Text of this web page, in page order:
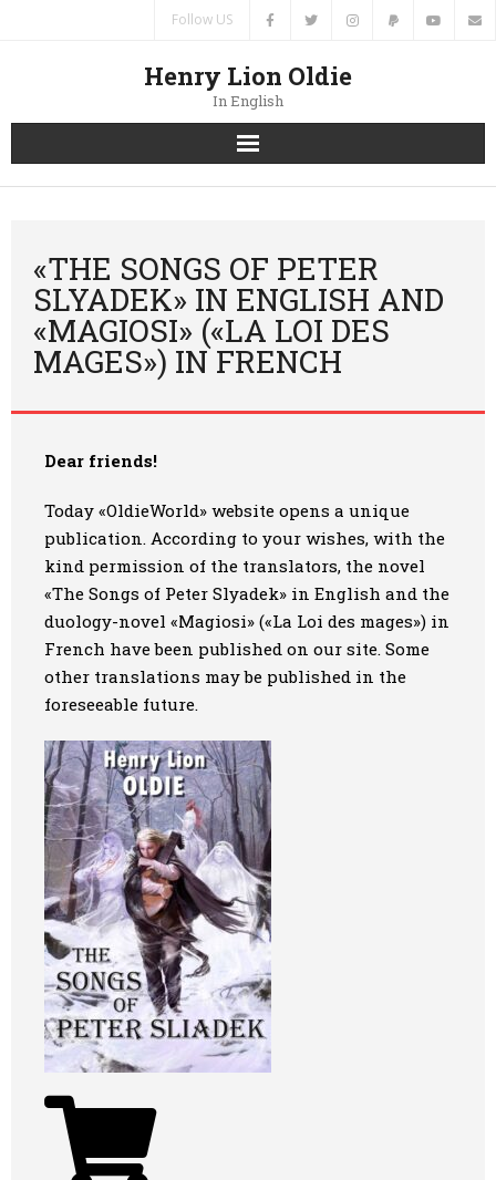
Follow US
Henry Lion Oldie
In English
Home
Authors
Books
Translations
Contacts
Art
Oldie World
«THE SONGS OF PETER
SLYADEK» IN ENGLISH AND
«MAGIOSI» («LA LOI DES
MAGES») IN FRENCH
Dear friends!
Today «OldieWorld» website opens a unique
publication. According to your wishes, with the
kind permission of the translators, the novel
«The Songs of Peter Slyadek» in English and the
duology-novel «Magiosi» («La Loi des mages») in
French have been published on our site. Some
other translations may be published in the
foreseeable future.